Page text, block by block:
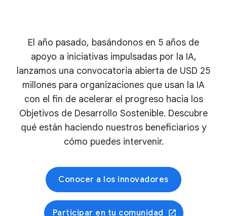
El año pasado, basándonos en 5 años de
apoyo a iniciativas impulsadas por la IA,
lanzamos una convocatoria abierta de USD 25
millones para organizaciones que usan la IA
con el fin de acelerar el progreso hacia los
Objetivos de Desarrollo Sostenible. Descubre
qué están haciendo nuestros beneficiarios y
cómo puedes intervenir.
Conocer a los innovadores
Participar en tu comunidad